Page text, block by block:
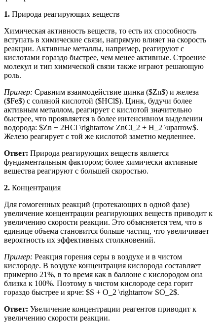
1. Природа реагирующих веществ
Химическая активность веществ, то есть их способность
вступать в химические связи, напрямую влияет на скорость
реакции. Активные металлы, например, реагируют с
кислотами гораздо быстрее, чем менее активные. Строение
молекул и тип химической связи также играют решающую
роль.
Пример: Сравним взаимодействие цинка ($Zn$) и железа
($Fe$) с соляной кислотой ($HCl$). Цинк, будучи более
активным металлом, реагирует с кислотой значительно
быстрее, что проявляется в более интенсивном выделении
водорода: $Zn + 2HCl \rightarrow ZnCl_2 + H_2 \uparrow$.
Железо реагирует с той же кислотой заметно медленнее.
Ответ: Природа реагирующих веществ является
фундаментальным фактором; более химически активные
вещества реагируют с большей скоростью.
2. Концентрация
Для гомогенных реакций (протекающих в одной фазе)
увеличение концентрации реагирующих веществ приводит к
увеличению скорости реакции. Это объясняется тем, что в
единице объема становится больше частиц, что увеличивает
вероятность их эффективных столкновений.
Пример: Реакция горения серы в воздухе и в чистом
кислороде. В воздухе концентрация кислорода составляет
примерно 21%, в то время как в баллоне с кислородом она
близка к 100%. Поэтому в чистом кислороде сера горит
гораздо быстрее и ярче: $S + O_2 \rightarrow SO_2$.
Ответ: Увеличение концентрации реагентов приводит к
увеличению скорости реакции.